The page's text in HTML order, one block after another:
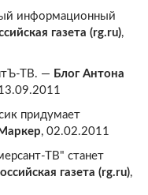
информационный
газета (rg.ru),
ТВ. — Блог Антона
придумает
Маркер, 02.02.2011
ТВ" станет
газета (rg.ru),